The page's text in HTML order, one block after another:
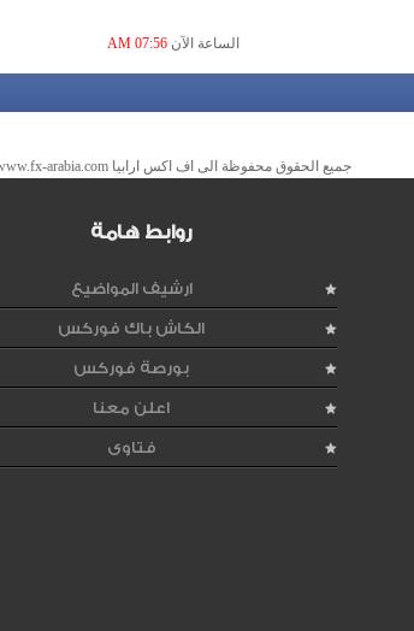
الساعة الآن 07:56 AM
جميع الحقوق محفوظة الى اف اكس ارابيا www.fx-arabia.com
روابط هامة
ارشيف المواضيع
الكاش باك فوركس
بورصة فوركس
اعلن معنا
فتاوى